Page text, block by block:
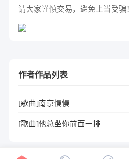
请大家谨慎交易，避免上当受骗!
作者作品列表
[歌曲]南京慢慢
[歌曲]他总坐你前面一排